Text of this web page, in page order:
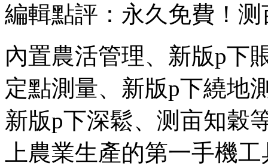
編輯點評：永久免費！
內置農活管理、新版p下
定點測量、新版p下繞地
新版p下深鬆、测亩知穀
上農業生產的第一手機